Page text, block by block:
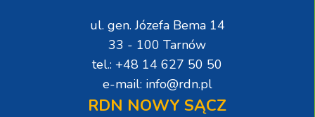
ul. gen. Józefa Bema 14
33 - 100 Tarnów
tel.: +48 14 627 50 50
e-mail: info@rdn.pl
RDN NOWY SĄCZ